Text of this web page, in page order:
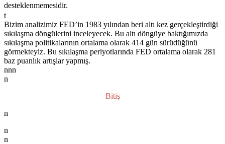
desteklenmemesidir.
t
Bizim analizimiz FED’in 1983 yılından beri altı kez gerçekleştirdiği
sıkılaşma döngülerini inceleyecek. Bu altı döngüye baktığımızda
sıkılaşma politikalarının ortalama olarak 414 gün sürüdüğünü
görmekteyiz. Bu sıkılaşma periyotlarında FED ortalama olarak 281
baz puanlık artışlar yapmış.
nnn
n
Bitiş
n
n
n